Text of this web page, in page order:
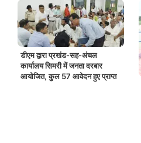
डीएम द्वारा प्रखंड-सह-अंचल
कार्यालय सिमरी में जनता दरबार
आयोजित, कुल 57 आवेदन हुए प्राप्त